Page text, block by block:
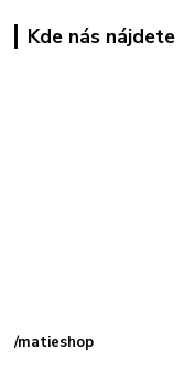
Kde nás nájdete
/matieshop